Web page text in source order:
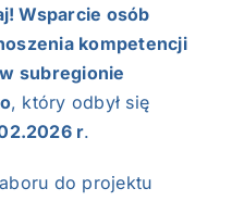
Wsparcie osób
kompetencji
subregionie
, który odbył się
r.
do projektu